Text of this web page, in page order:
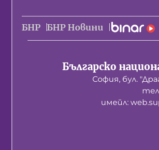
БНР БНР Новини
Българско
София, бул.
имейл: